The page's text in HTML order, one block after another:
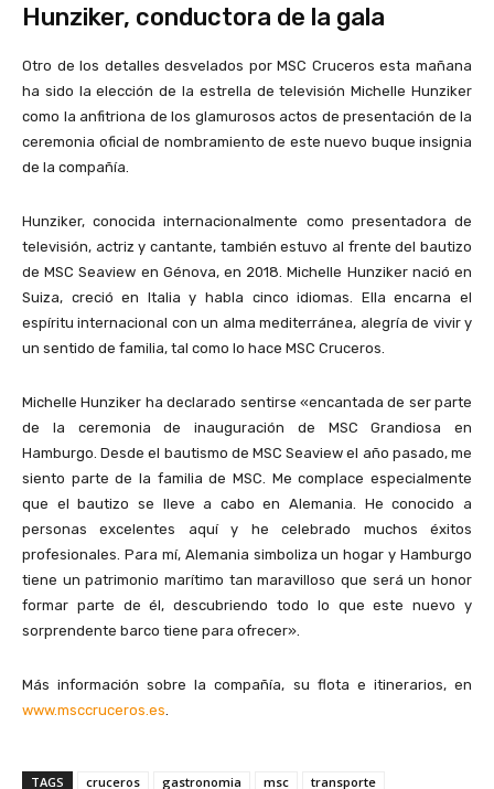
Hunziker, conductora de la gala
Otro de los detalles desvelados por MSC Cruceros esta mañana
ha sido la elección de la estrella de televisión Michelle Hunziker
como la anfitriona de los glamurosos actos de presentación de la
ceremonia oficial de nombramiento de este nuevo buque insignia
de la compañía.
Hunziker, conocida internacionalmente como presentadora de
televisión, actriz y cantante, también estuvo al frente del bautizo
de MSC Seaview en Génova, en 2018. Michelle Hunziker nació en
Suiza, creció en Italia y habla cinco idiomas. Ella encarna el
espíritu internacional con un alma mediterránea, alegría de vivir y
un sentido de familia, tal como lo hace MSC Cruceros.
Michelle Hunziker ha declarado sentirse «encantada de ser parte
de la ceremonia de inauguración de MSC Grandiosa en
Hamburgo. Desde el bautismo de MSC Seaview el año pasado, me
siento parte de la familia de MSC. Me complace especialmente
que el bautizo se lleve a cabo en Alemania. He conocido a
personas excelentes aquí y he celebrado muchos éxitos
profesionales. Para mí, Alemania simboliza un hogar y Hamburgo
tiene un patrimonio marítimo tan maravilloso que será un honor
formar parte de él, descubriendo todo lo que este nuevo y
sorprendente barco tiene para ofrecer».
Más información sobre la compañía, su flota e itinerarios, en
www.msccruceros.es
TAGS cruceros gastronomia msc transporte